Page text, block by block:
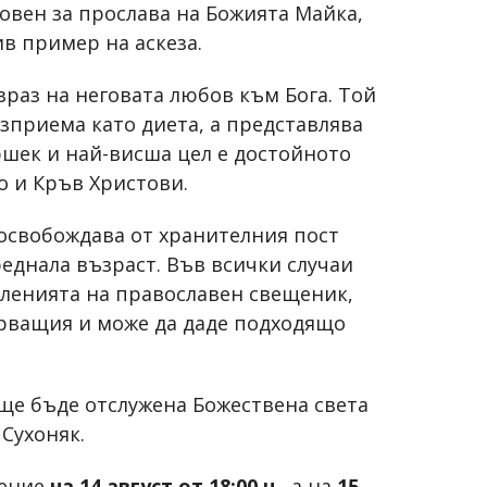
за прослава на Божията Майка,
пример на аскеза.
на неговата любов към Бога. Той
като диета, а представлява
и най-висша цел е достойното
и Кръв Христови.
от хранителния пост
възраст. Във всички случаи
на православен свещеник,
и може да даде подходящо
бъде отслужена Божествена света